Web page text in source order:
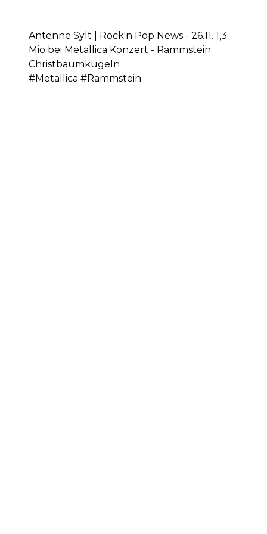
Antenne Sylt | Rock'n Pop News - 26.11. 1,3
Mio bei Metallica Konzert - Rammstein
Christbaumkugeln
#Metallica #Rammstein